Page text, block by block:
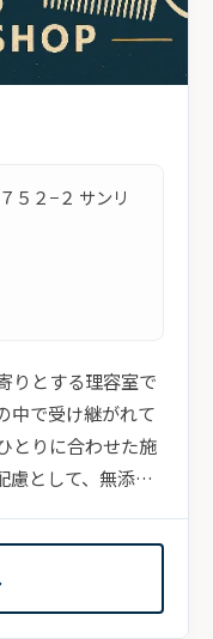
５２−２ サンリ
りとする理容室で
中で受け継がれて
とりに合わせた施
慮として、無添